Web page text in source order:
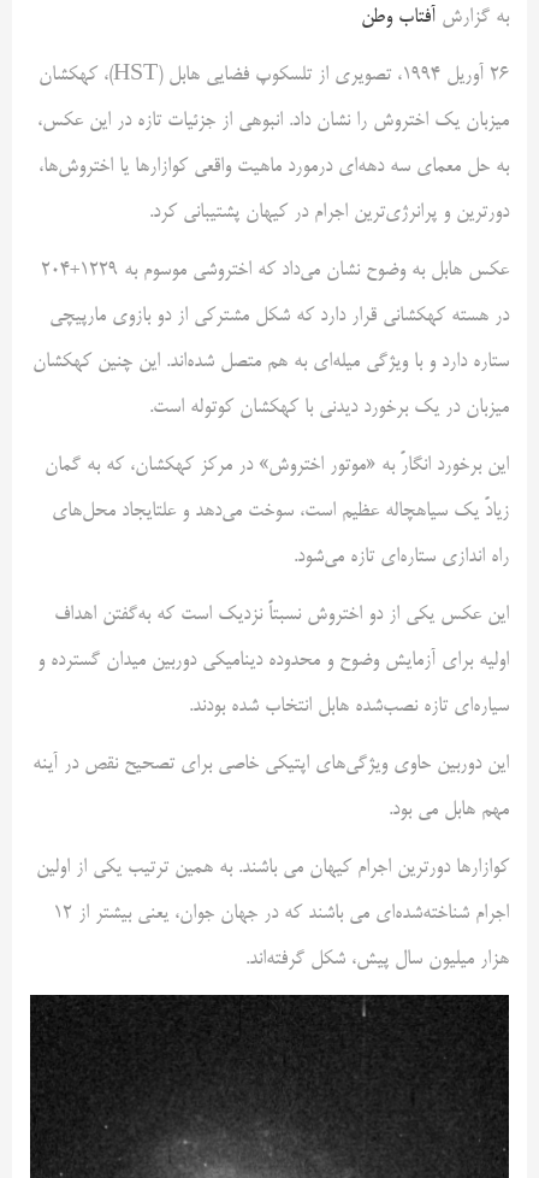
به گزارش آفتاب وطن
26 آوریل 1994، تصویری از تلسکوپ فضایی هابل (HST)، کهکشان
میزبان یک اختروش را نشان داد. انبوهی از جزئیات تازه در این عکس،
به حل معمای سه دهه‌ای درمورد ماهیت واقعی کوازارها یا اختروش‌ها،
دورترین و پرانرژی‌ترین اجرام در کیهان پشتیبانی کرد.
عکس هابل به وضوح نشان می‌داد که اختروشی موسوم به 1229+204
در هسته کهکشانی قرار دارد که شکل مشترکی از دو بازوی مارپیچی
ستاره دارد و با ویژگی میله‌ای به هم متصل شده‌اند. این چنین کهکشان
میزبان در یک برخورد دیدنی با کهکشان کوتوله است.
این برخورد انگارً به «موتور اختروش» در مرکز کهکشان، که به گمان
زیادً یک سیاهچاله عظیم است، سوخت می‌دهد و علتایجاد محل‌های
راه اندازی ستاره‌‌ای تازه می‌شود.
این عکس یکی از دو اختروش نسبتاً نزدیک است که به‌گفتن اهداف
اولیه برای آزمایش وضوح و محدوده دینامیکی دوربین میدان گسترده و
سیاره‌ای تازه نصب‌شده‌ هابل انتخاب شده‌‌ بودند.
این دوربین حاوی ویژگی‌های اپتیکی خاصی برای تصحیح نقص در آینه
مهم هابل می بود.
کوازارها دورترین اجرام کیهان می باشند. به همین ترتیب یکی از اولین
اجرام شناخته‌شده‌ای می باشند که در جهان جوان، یعنی بیشتر از 12
هزار میلیون سال پیش، شکل گرفته‌اند.